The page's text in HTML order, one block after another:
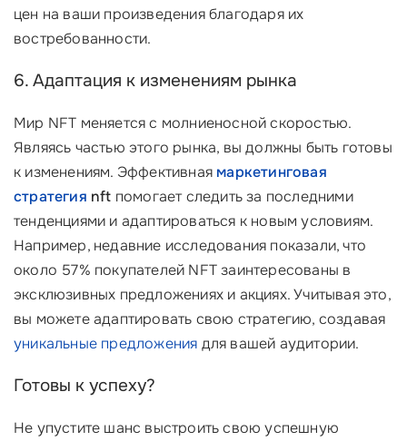
цен на ваши произведения благодаря их
востребованности.
6. Адаптация к изменениям рынка
Mир NFT меняется с молниеносной скоростью.
Являясь частью этого рынка, вы должны быть готовы
к изменениям. Эффективная маркетинговая
стратегия nft помогает следить за последними
тенденциями и адаптироваться к новым условиям.
Например, недавние исследования показали, что
около 57% покупателей NFT заинтересованы в
эксклюзивных предложениях и акциях. Учитывая это,
вы можете адаптировать свою стратегию, создавая
уникальные предложения для вашей аудитории.
Готовы к успеху?
Не упустите шанс выстроить свою успешную